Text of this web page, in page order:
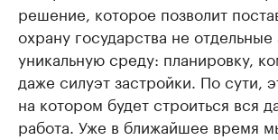
решение, которое позволит
охрану государства не
уникальную среду: планировку,
даже силуэт застройки. По сути,
на котором будет строиться вся
работа. Уже в ближайшее время